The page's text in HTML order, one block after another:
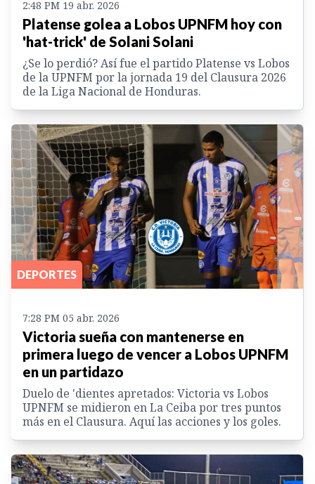
2:48 PM 19 abr. 2026
Platense golea a Lobos UPNFM hoy con
'hat-trick' de Solani Solani
¿Se lo perdió? Así fue el partido Platense vs Lobos
de la UPNFM por la jornada 19 del Clausura 2026
de la Liga Nacional de Honduras.
DEPORTES
7:28 PM 05 abr. 2026
Victoria sueña con mantenerse en
primera luego de vencer a Lobos UPNFM
en un partidazo
Duelo de 'dientes apretados: Victoria vs Lobos
UPNFM se midieron en La Ceiba por tres puntos
más en el Clausura. Aquí las acciones y los goles.